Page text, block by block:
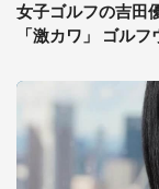
女子ゴルフの吉田
「激カワ」 ゴル